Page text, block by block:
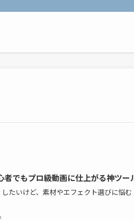
でもプロ級動画に仕上がる神ツー
たいけど、素材やエフェクト選びに悩